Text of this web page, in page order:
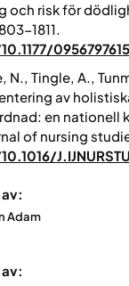
och risk för
1811.
N., Tingle, A.,
av
en nationell
of nursing
Adam